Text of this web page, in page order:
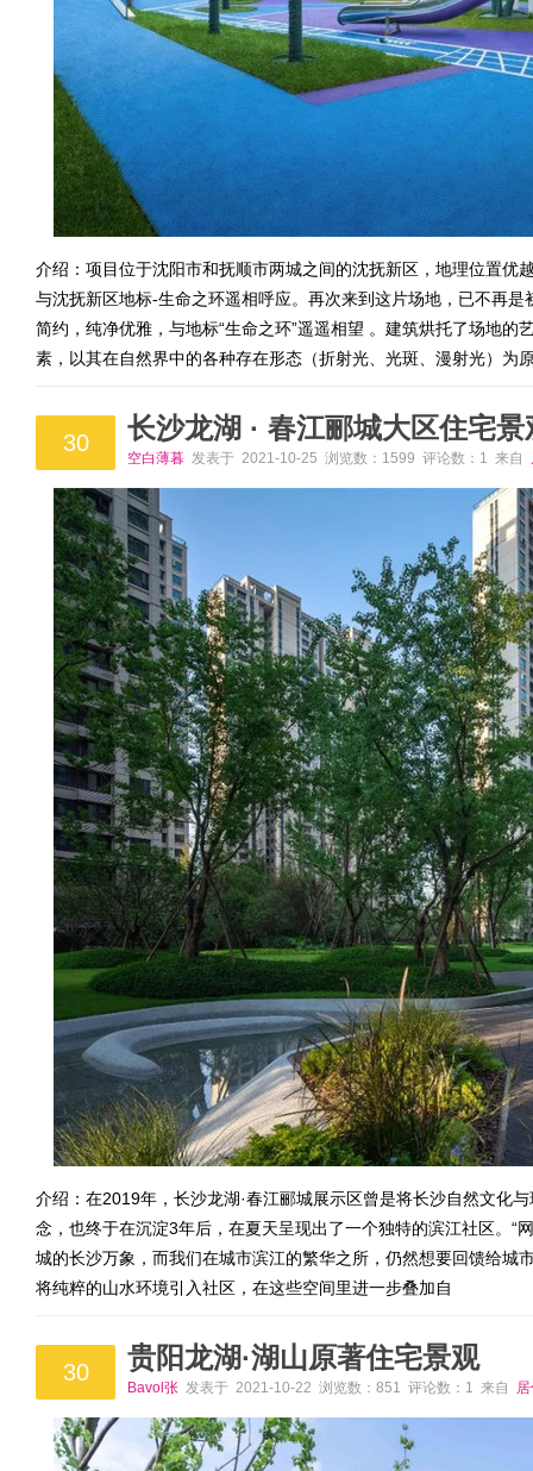
介绍：项目位于沈阳市和抚顺市两城之间的沈抚新区，地理位置优
与沈抚新区地标-生命之环遥相呼应。再次来到这片场地，已不再
简约，纯净优雅，与地标“生命之环”遥遥相望 。建筑烘托了场地
素，以其在自然界中的各种存在形态（折射光、光斑、漫射光）为
30 长沙龙湖 · 春江郦城大区住宅景
空白薄暮 发表于 2021-10-25 浏览数：1599 评论数：1 来自
介绍：在2019年，长沙龙湖·春江郦城展示区曾是将长沙自然文化
念，也终于在沉淀3年后，在夏天呈现出了一个独特的滨江社区。“
城的长沙万象，而我们在城市滨江的繁华之所，仍然想要回馈给城
将纯粹的山水环境引入社区，在这些空间里进一步叠加自
30 贵阳龙湖·湖山原著住宅景观
Bavol张 发表于 2021-10-22 浏览数：851 评论数：1 来自